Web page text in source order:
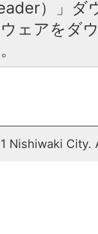
）」ダ
ェアをダ
Nishiwaki City.